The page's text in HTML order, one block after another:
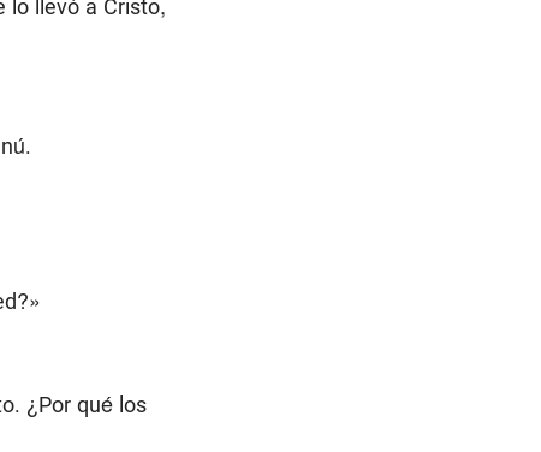
lo llevó a Cristo,
¿Por qué los